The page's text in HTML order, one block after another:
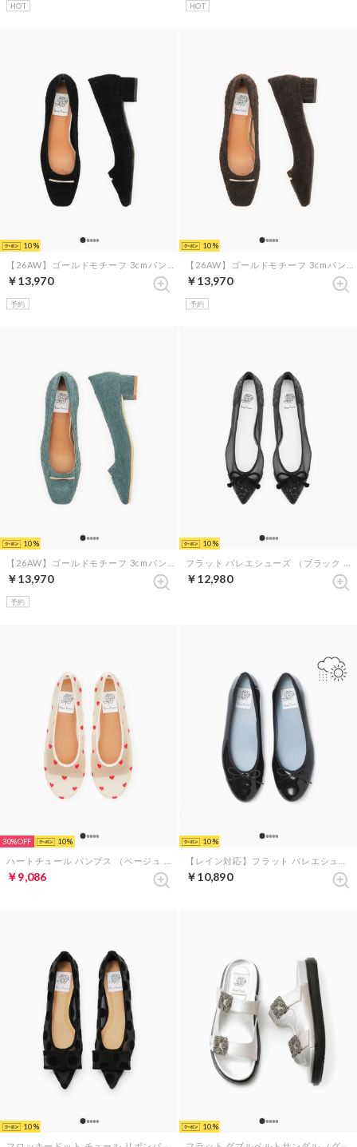
HOT HOT
10
￥13,970
予約
10
￥13,970
予約
10
￥13,970
予約
10
￥12,980
30% 10
￥9,086
10
￥10,890
10 10